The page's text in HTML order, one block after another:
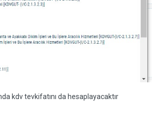
kdv tevkifatını da hesaplayacaktır